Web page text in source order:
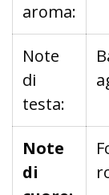
aroma:
Note
di
testa:
Note
di